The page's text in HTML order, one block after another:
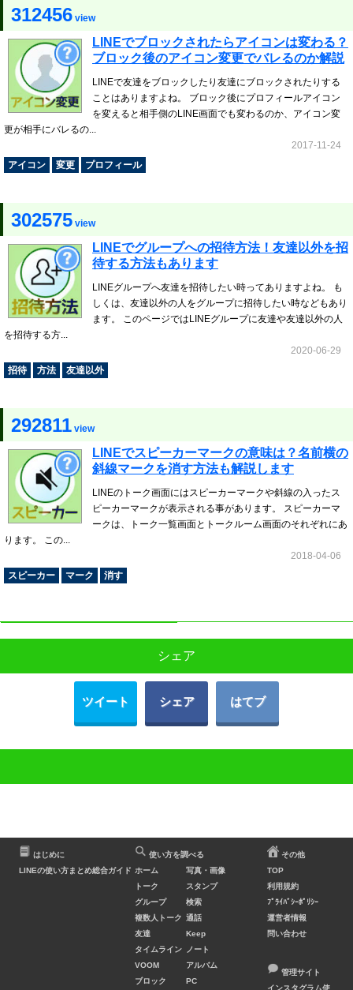
312456 view
LINEでブロックされたらアイコンは変わる？
ブロック後のアイコン変更でバレるのか解説
LINEで友達をブロックしたり友達にブロックされたりする
ことはありますよね。 ブロック後にプロフィールアイコン
を変えると相手側のLINE画面でも変わるのか、アイコン変
更が相手にバレるの...
2017-11-24
アイコン
変更 プロフィール
302575 view
LINEでグループへの招待方法！友達以外を招
待する方法もあります
LINEグループへ友達を招待したい時ってありますよね。 も
しくは、友達以外の人をグループに招待したい時などもあり
ます。 このページではLINEグループに友達や友達以外の人
を招待する方...
2020-06-29
招待
方法 友達以外
292811 view
LINEでスピーカーマークの意味は？名前横の
斜線マークを消す方法も解説します
LINEのトーク画面にはスピーカーマークや斜線の入ったス
ピーカーマークが表示される事があります。 スピーカーマ
ークは、トーク一覧画面とトークルーム画面のそれぞれにあ
ります。 この...
2018-04-06
スピーカー
マーク 消す
シェア
ツイート シェア はてブ
はじめに
LINEの使い方まとめ総合ガイド
使い方を調べる
ホーム
トーク
グループ
複数人トーク
友達
タイムライン
VOOM
ブロック
写真・画像
スタンプ
検索
通話
Keep
ノート
アルバム
PC
その他
TOP
利用規約
ﾌﾟﾗｲﾊﾞｼｰﾎﾟﾘｼｰ
運営者情報
問い合わせ
管理サイト
インスタグラム使